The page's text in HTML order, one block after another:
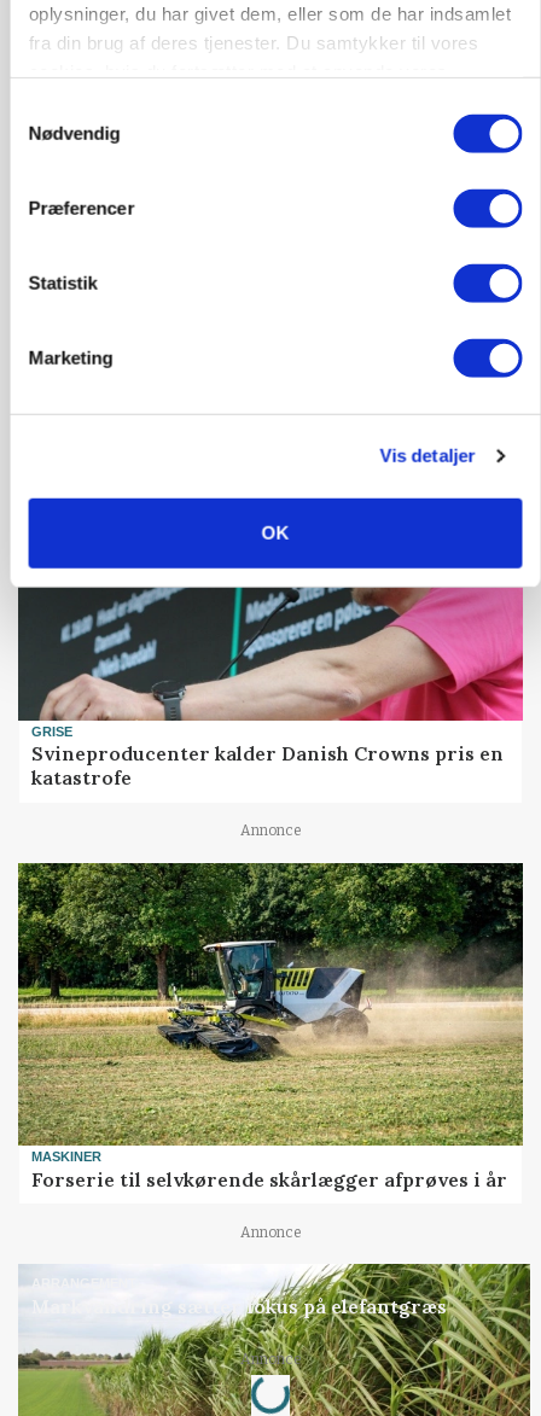
oplysninger, du har givet dem, eller som de har indsamlet
fra din brug af deres tjenester. Du samtykker til vores
Nødvendig
Præferencer
Statistik
Marketing
Vis detaljer
OK
GRISE
Svineproducenter kalder Danish Crowns pris en
katastrofe
Annonce
MASKINER
Forserie til selvkørende skårlægger afprøves i år
Annonce
ARRANGEMENT
Markvandring sætter fokus på elefantgræs
Annonce
Loading...